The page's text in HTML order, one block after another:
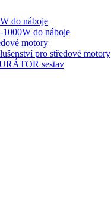
do náboje
1000W do náboje
motory
pro středové motory
sestav